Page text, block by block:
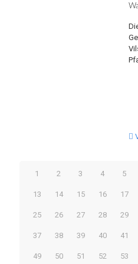
1 2 3 4 5
13 14 15 16 17
25 26 27 28 29
37 38 39 40 41
49 50 51 52 53